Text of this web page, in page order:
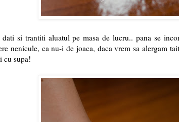
si trantiti aluatul pe masa de lucru.. pana se
nenicule, ca nu-i de joaca, daca vrem sa alergam
cu supa!